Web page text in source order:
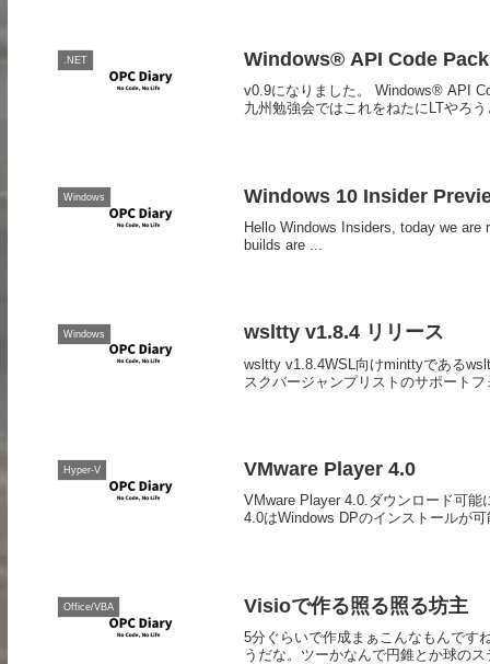
.NET Windows® API Code
v0.9になりました。 Windows® API
九州勉強会ではこれをねたにLTやろ
Windows Windows 10 Insider
Hello Windows Insiders, today we
builds are ...
Windows wsltty v1.8.4 リリース
wsltty v1.8.4WSL向けminttyである
スクバージャンプリストのサポート
Hyper-V VMware Player 4.0
VMware Player 4.0.ダウンロード可能
4.0はWindows DPのインストールが
Office/VBA Visioで作る照る照る坊主
5分ぐらいで作成まぁこんなもんです
うだな。ツーかなんで円錐とか球の